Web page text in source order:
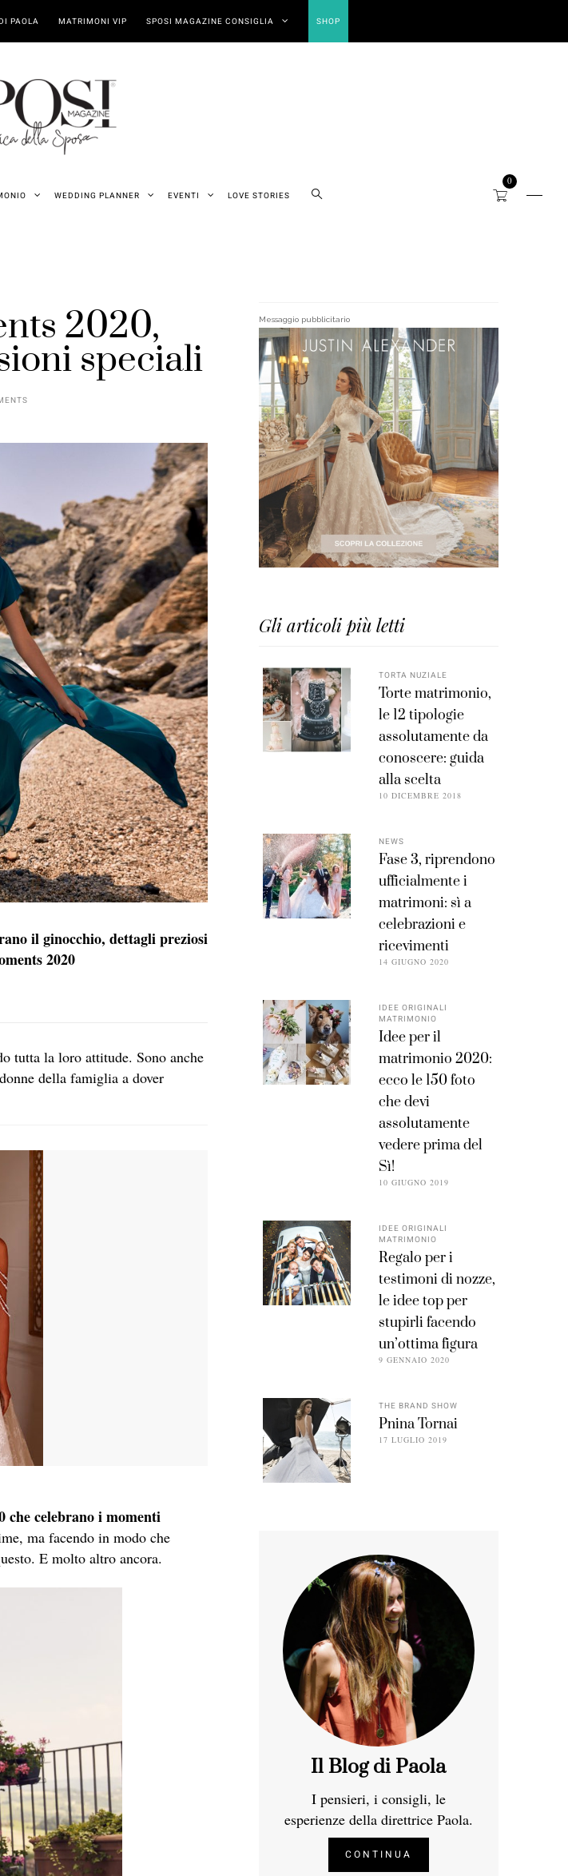
PAOLA MATRIMONI VIP SPOSI MAGAZINE CONSIGLIA SHOP
WEDDING PLANNER EVENTI LOVE STORIES
0
2020,
speciali
il ginocchio, dettagli preziosi
2020
tutta la loro attitude. Sono anche
della famiglia a dover
che celebrano i momenti
ma facendo in modo che
E molto altro ancora.
Messaggio pubblicitario
Gli articoli più letti
TORTA NUZIALE
Torte matrimonio,
le 12 tipologie
assolutamente da
conoscere: guida
alla scelta
10 DICEMBRE 2018
NEWS
Fase 3, riprendono
ufficialmente i
matrimoni: sì a
celebrazioni e
ricevimenti
14 GIUGNO 2020
IDEE ORIGINALI
MATRIMONIO
Idee per il
matrimonio 2020:
ecco le 150 foto
che devi
assolutamente
vedere prima del
Sì!
10 GIUGNO 2019
IDEE ORIGINALI
MATRIMONIO
Regalo per i
testimoni di nozze,
le idee top per
stupirli facendo
un’ottima figura
9 GENNAIO 2020
THE BRAND SHOW
Pnina Tornai
17 LUGLIO 2019
Il Blog di Paola
I pensieri, i consigli, le
esperienze della direttrice Paola.
CONTINUA